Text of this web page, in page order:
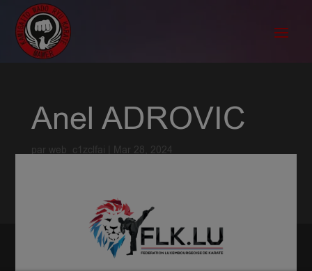
Anel ADROVIC
par web_c1zclfai Mar 28, 2024